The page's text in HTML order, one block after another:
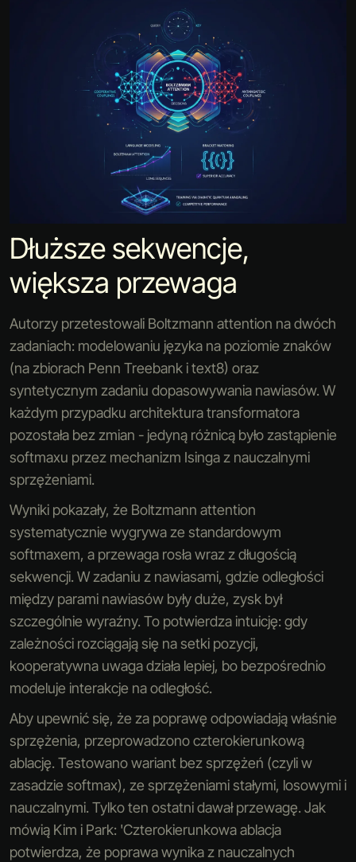
Dłuższe sekwencje,
większa przewaga
Autorzy przetestowali Boltzmann attention na dwóch
zadaniach: modelowaniu języka na poziomie znaków
(na zbiorach Penn Treebank i text8) oraz
syntetycznym zadaniu dopasowywania nawiasów. W
każdym przypadku architektura transformatora
pozostała bez zmian - jedyną różnicą było zastąpienie
softmaxu przez mechanizm Isinga z nauczalnymi
sprzężeniami.
Wyniki pokazały, że Boltzmann attention
systematycznie wygrywa ze standardowym
softmaxem, a przewaga rosła wraz z długością
sekwencji. W zadaniu z nawiasami, gdzie odległości
między parami nawiasów były duże, zysk był
szczególnie wyraźny. To potwierdza intuicję: gdy
zależności rozciągają się na setki pozycji,
kooperatywna uwaga działa lepiej, bo bezpośrednio
modeluje interakcje na odległość.
Aby upewnić się, że za poprawę odpowiadają właśnie
sprzężenia, przeprowadzono czterokierunkową
ablację. Testowano wariant bez sprzężeń (czyli w
zasadzie softmax), ze sprzężeniami stałymi, losowymi i
nauczalnymi. Tylko ten ostatni dawał przewagę. Jak
mówią Kim i Park: 'Czterokierunkowa ablacja
potwierdza, że poprawa wynika z nauczalnych